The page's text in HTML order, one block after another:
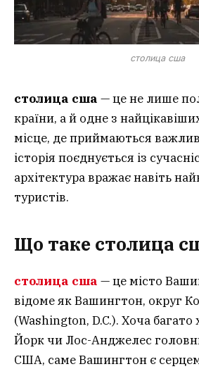
столица сша
столица сша — це не лише
країни, а й одне з
місце, де приймаються
історія поєднується із
архітектура вражає навіть
туристів.
Що таке столица
столица сша — це місто
відоме як Вашингтон, округ
(Washington, D.C.). Хоча
Йорк чи Лос-Анджелес
США, саме Вашингтон є